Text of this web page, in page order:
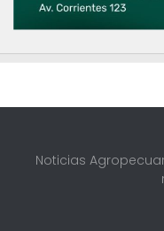
Noticias